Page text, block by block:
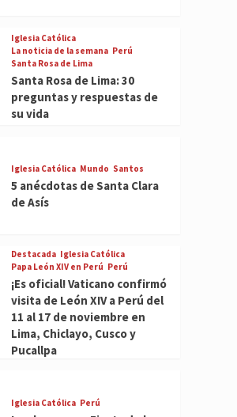
Iglesia Católica
La noticia de la semana Perú
Santa Rosa de Lima
Santa Rosa de Lima: 30
preguntas y respuestas de
su vida
Iglesia Católica Mundo Santos
5 anécdotas de Santa Clara
de Asís
Destacada Iglesia Católica
Papa León XIV en Perú Perú
¡Es oficial! Vaticano confirmó
visita de León XIV a Perú del
11 al 17 de noviembre en
Lima, Chiclayo, Cusco y
Pucallpa
Iglesia Católica Perú